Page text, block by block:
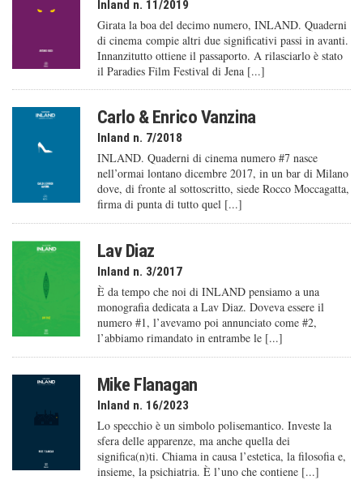
Inland n. 11/2019
Girata la boa del decimo numero, INLAND. Quaderni
di cinema compie altri due significativi passi in avanti.
Innanzitutto ottiene il passaporto. A rilasciarlo è stato
il Paradies Film Festival di Jena [...]
Carlo & Enrico Vanzina
Inland n. 7/2018
INLAND. Quaderni di cinema numero #7 nasce
nell’ormai lontano dicembre 2017, in un bar di Milano
dove, di fronte al sottoscritto, siede Rocco Moccagatta,
firma di punta di tutto quel [...]
Lav Diaz
Inland n. 3/2017
È da tempo che noi di INLAND pensiamo a una
monografia dedicata a Lav Diaz. Doveva essere il
numero #1, l’avevamo poi annunciato come #2,
l’abbiamo rimandato in entrambe le [...]
Mike Flanagan
Inland n. 16/2023
Lo specchio è un simbolo polisemantico. Investe la
sfera delle apparenze, ma anche quella dei
significa(n)ti. Chiama in causa l’estetica, la filosofia e,
insieme, la psichiatria. È l’uno che contiene [...]